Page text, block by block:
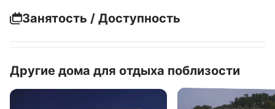
Занятость / Доступность
Другие дома для отдыха поблизости